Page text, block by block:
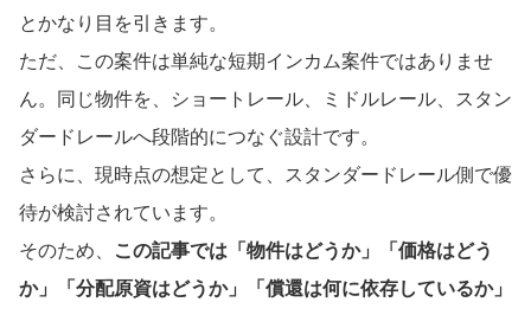
とかなり目を引きます。
ただ、この案件は単純な短期インカム案件ではありませ
ん。同じ物件を、ショートレール、ミドルレール、スタン
ダードレールへ段階的につなぐ設計です。
さらに、現時点の想定として、スタンダードレール側で優
待が検討されています。
そのため、
この記事では「物件はどうか」「価格はどう
か」「分配原資はどうか」「償還は何に依存しているか」